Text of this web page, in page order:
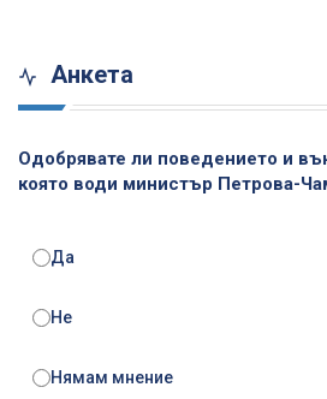
Анкета
Одобрявате ли поведението и
която води министър Петрова-
Да
Не
Нямам мнение